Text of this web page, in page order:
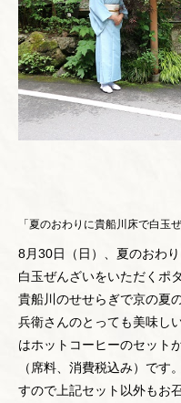
「夏のおわりに貴船川床で白玉
8月30日（日）、夏のおわ
白玉ぜんざいをいただくポ
貴船川のせせらぎで京の夏
兵衛さんのとっても美味し
はホットコーヒーのセット
（席料、消費税込み）です
すので上記セット以外もお